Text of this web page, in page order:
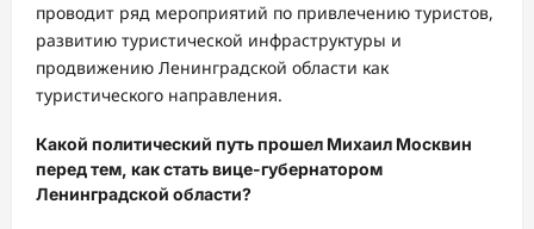
проводит ряд мероприятий по привлечению туристов,
развитию туристической инфраструктуры и
продвижению Ленинградской области как
туристического направления.
Какой политический путь прошел Михаил Москвин
перед тем, как стать вице-губернатором
Ленинградской области?